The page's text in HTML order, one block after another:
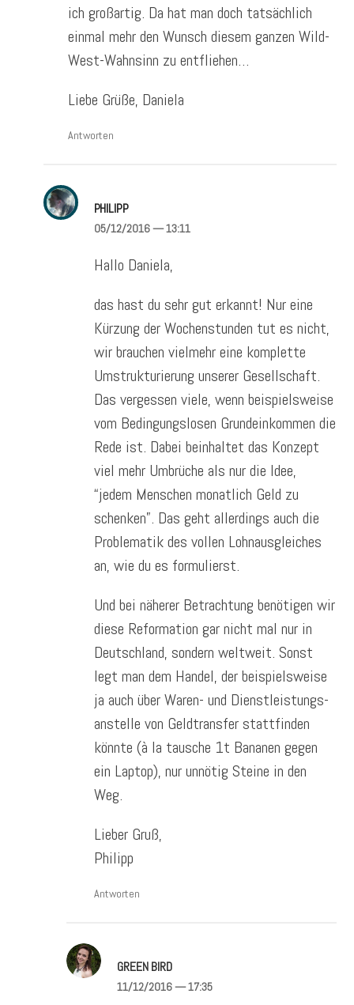
ich großartig. Da hat man doch tatsächlich
einmal mehr den Wunsch diesem ganzen Wild-
West-Wahnsinn zu entfliehen…
Liebe Grüße, Daniela
Antworten
PHILIPP
05/12/2016— 13:11
Hallo Daniela,
das hast du sehr gut erkannt! Nur eine
Kürzung der Wochenstunden tut es nicht,
wir brauchen vielmehr eine komplette
Umstrukturierung unserer Gesellschaft.
Das vergessen viele, wenn beispielsweise
vom Bedingungslosen Grundeinkommen die
Rede ist. Dabei beinhaltet das Konzept
viel mehr Umbrüche als nur die Idee,
“jedem Menschen monatlich Geld zu
schenken”. Das geht allerdings auch die
Problematik des vollen Lohnausgleiches
an, wie du es formulierst.
Und bei näherer Betrachtung benötigen wir
diese Reformation gar nicht mal nur in
Deutschland, sondern weltweit. Sonst
legt man dem Handel, der beispielsweise
ja auch über Waren- und Dienstleistungs-
anstelle von Geldtransfer stattfinden
könnte (à la tausche 1t Bananen gegen
ein Laptop), nur unnötig Steine in den
Weg.
Lieber Gruß,
Philipp
Antworten
GREEN BIRD
11/12/2016— 17:35